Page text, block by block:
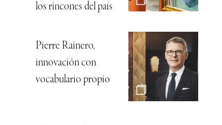
los rincones del país
Pierre Rainero,
innovación con
vocabulario propio